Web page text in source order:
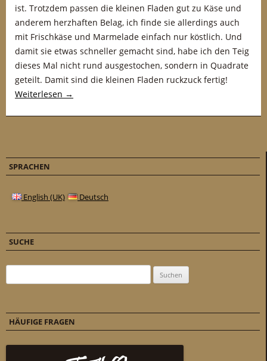
ist. Trotzdem passen die kleinen Fladen gut zu Käse und
anderem herzhaften Belag, ich finde sie allerdings auch
mit Frischkäse und Marmelade einfach nur köstlich. Und
damit sie etwas schneller gemacht sind, habe ich den Teig
dieses Mal nicht rund ausgestochen, sondern in Quadrate
geteilt. Damit sind die kleinen Fladen ruckzuck fertig!
Weiterlesen →
SPRACHEN
English (UK) Deutsch
SUCHE
HÄUFIGE FRAGEN